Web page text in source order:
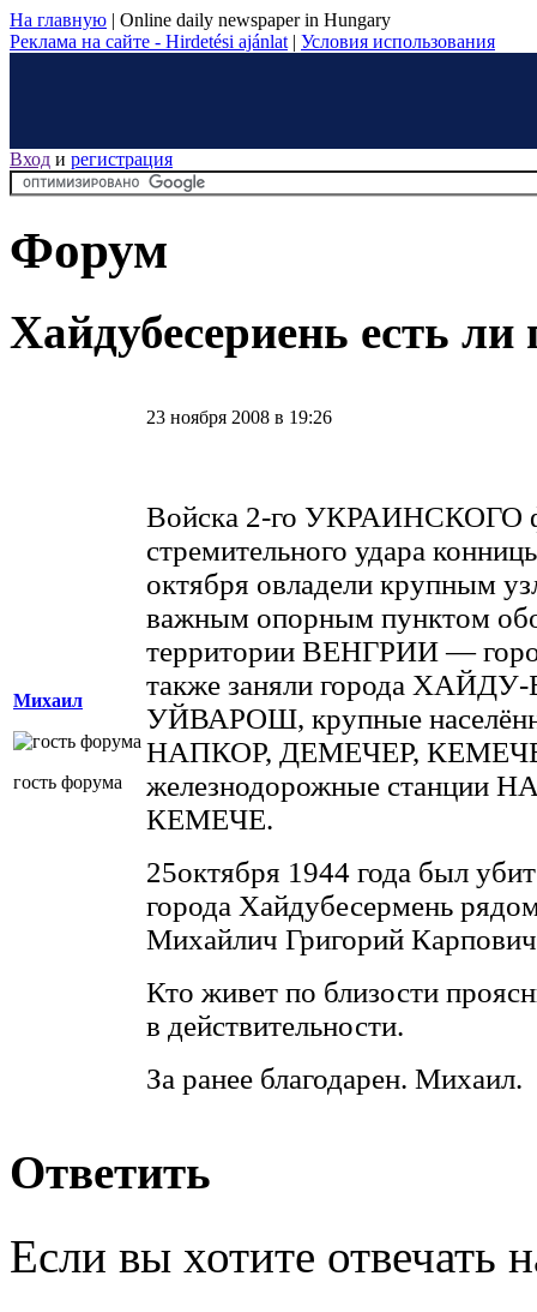
На главную | Online daily newspaper in Hungary
Реклама на сайте - Hirdetési ajánlat | Условия использования
Вход и регистрация
Форум
Хайдубесериень есть
Михаил
гость форума
23 ноября 2008 в 19:26
Войска 2-го УКРАИНСКОГО
стремительного удара
октября овладели крупным
важным опорным пунктом
территории ВЕНГРИИ —
также заняли города
УЙВАРОШ, крупные
НАПКОР, ДЕМЕЧЕР,
железнодорожные станции
КЕМЕЧЕ.
25октября 1944 года был
города Хайдубесермень
Михайлич Григорий
Кто живет по близости
в действительности.
За ранее благодарен. Михаил.
Ответить
Если вы хотите отвечать